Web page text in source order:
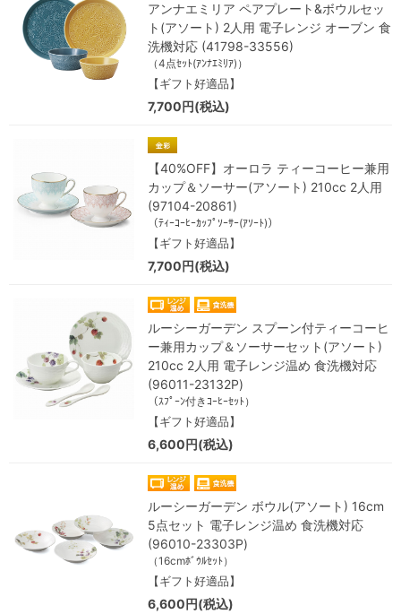
アンナエミリア ペアプレート&ボウルセッ
ト(アソート) 2人用 電子レンジ オーブン 食
洗機対応 (41798-33556)
（4点ｾｯﾄ(ｱﾝﾅｴﾐﾘｱ)）
【ギフト好適品】
7,700円(税込)
【40%OFF】オーロラ ティーコーヒー兼用
カップ＆ソーサー(アソート) 210cc 2人用
(97104-20861)
（ﾃｨｰｺｰﾋｰｶｯﾌﾟｿｰｻｰ(ｱｿｰﾄ)）
【ギフト好適品】
7,700円(税込)
ルーシーガーデン スプーン付ティーコーヒ
ー兼用カップ＆ソーサーセット(アソート)
210cc 2人用 電子レンジ温め 食洗機対応
(96011-23132P)
（ｽﾌﾟｰﾝ付きｺｰﾋｰｾｯﾄ）
【ギフト好適品】
6,600円(税込)
ルーシーガーデン ボウル(アソート) 16cm
5点セット 電子レンジ温め 食洗機対応
(96010-23303P)
（16cmﾎﾞｳﾙｾｯﾄ）
【ギフト好適品】
6,600円(税込)